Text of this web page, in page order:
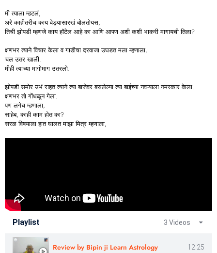
मी त्याला म्हटलं,
अरे काहीतरीच काय वेड्यासारखं बोलतोयस,
तिची झोपडी म्हणजे काय हॉटेल आहे का आणि आपण अशी कशी भाकरी मागायची तिला?
क्षणभर त्याने विचार केला व गाडीचा दरवाजा उघडत मला म्हणाला,
चल उतर खाली.
मीही त्याच्या मागोमाग उतरलो.
झोपडी समोर उभं राहत त्याने त्या बाजेवर बसलेल्या त्या बाईच्या नवऱ्याला नमस्कार केला.
क्षणभर तो गोंधळून गेला.
पण लगेच म्हणाला,
साहेब, काही काम होत का?
सरळ विषयाला हात घालत माझा मित्र म्हणाला,
Playlist 3 Videos
Review by Bipin ji Learn Astrology 12:25